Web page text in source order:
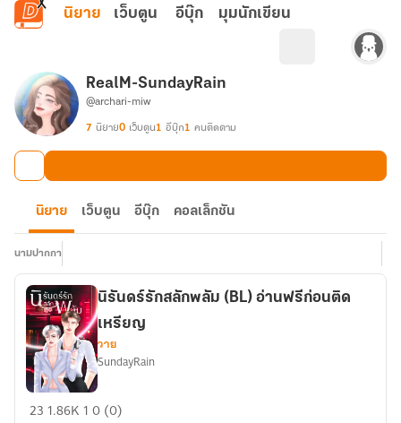
ข้ามไปยังเนื้อหาหลัก
นิยาย เว็บตูน อีบุ๊ก มุมนักเขียน
RealM-SundayRain
@archari-miw
7 นิยาย0 เว็บตูน1 อีบุ๊ก1 คนติดตาม
นิยาย เว็บตูน อีบุ๊ก คอลเล็กชัน
นามปากกา
นิ
นิรันดร์รักสลักพลัม (BL) อ่านฟรีก่อนติด
เหรียญ
วาย
SundayRain
23 1.86K 10 (0)